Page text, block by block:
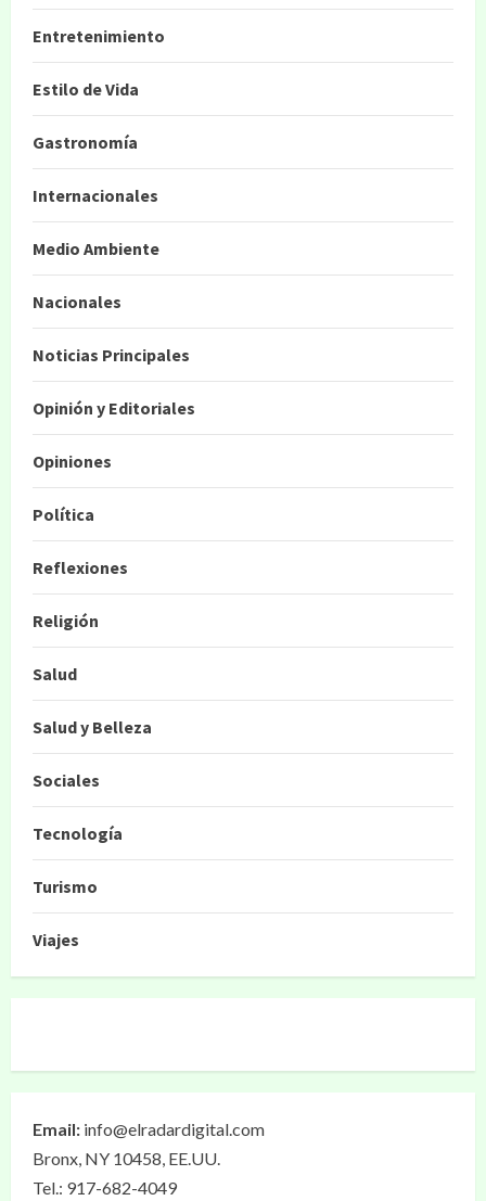
Entretenimiento
Estilo de Vida
Gastronomía
Internacionales
Medio Ambiente
Nacionales
Noticias Principales
Opinión y Editoriales
Opiniones
Política
Reflexiones
Religión
Salud
Salud y Belleza
Sociales
Tecnología
Turismo
Viajes
Email: info@elradardigital.com
Bronx, NY 10458, EE.UU.
Tel.: 917-682-4049